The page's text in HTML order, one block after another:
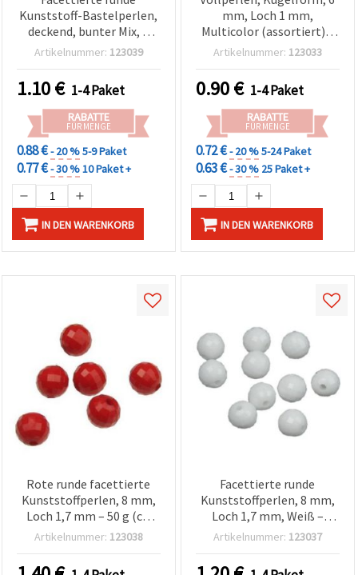
Kunststoff-Bastelperlen,
deckend, bunter Mix, 8
mm, Loch: 1,7 mm – 50 g
Artikelnummer: 123039
1.10€ 1-4 Paket
RABATTE
FÜR MENGE
0.88 €- 20 %5-9 Paket
0.77 €- 30 %10 Paket +
IN DEN WARENKORB
mm, Loch 1 mm,
Multicolor (assortiert) –
20 g, ca. 190 Stück
Artikelnummer: 123033
0.90€ 1-4 Paket
RABATTE
FÜR MENGE
0.72 €- 20 %5-24 Paket
0.63 €- 30 % 25 Paket +
IN DEN WARENKORB
Rote runde facettierte
Kunststoffperlen, 8 mm,
Loch 1,7 mm – 50 g (ca.
180 Stk.) für
Armbänder, Ketten & DIY-
Artikelnummer: 123038
Facettierte runde
Kunststoffperlen, 8 mm,
Loch 1,7 mm, Weiß –
Bastelbedarf für
Wohn-Deko – 50 g (ca. 180
Artikelnummer: 123037